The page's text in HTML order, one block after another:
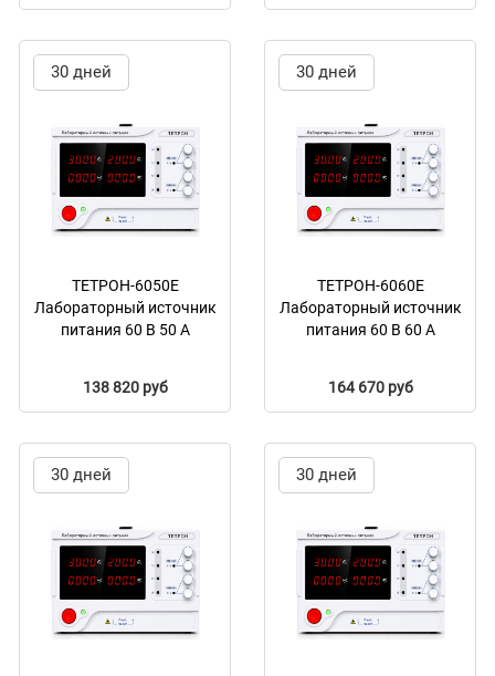
30 дней
ТЕТРОН-6050Е
Лабораторный источник
питания 60 В 50 А
138 820 руб
30 дней
ТЕТРОН-6060Е
Лабораторный источник
питания 60 В 60 А
164 670 руб
30 дней 30 дней